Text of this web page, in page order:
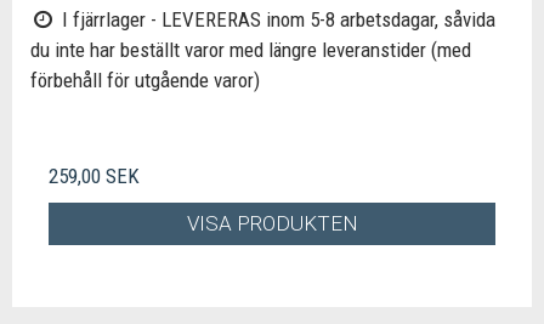
I fjärrlager - LEVERERAS inom 5-8 arbetsdagar, såvida
du inte har beställt varor med längre leveranstider (med
förbehåll för utgående varor)
259,00 SEK
VISA PRODUKTEN